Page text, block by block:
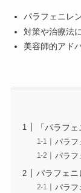
パラフェニレ
対策や治療法
美容師的アド
「パラフ
パラフ
パラフ
パラフェニ
パラフ